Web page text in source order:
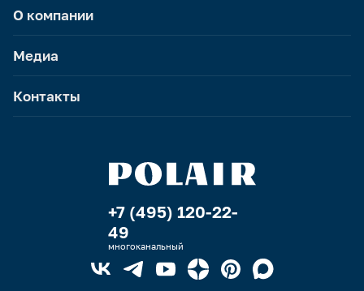
О компании
Медиа
Контакты
+7 (495) 120-22-
49
многоканальный